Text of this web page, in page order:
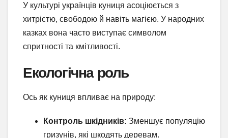
У культурі українців куниця асоціюється з
хитрістю, свободою й навіть магією. У народних
казках вона часто виступає символом
спритності та кмітливості.
Екологічна роль
Ось як куниця впливає на природу:
Контроль шкідників: Зменшує популяцію
гризунів, які шкодять деревам.